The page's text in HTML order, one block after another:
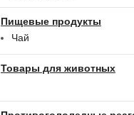
Пищевые продукты
Чай
Товары для животных